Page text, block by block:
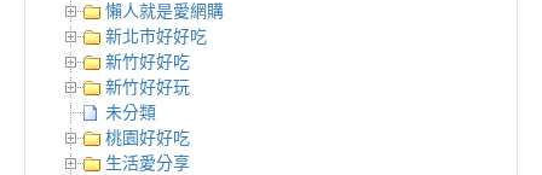
懶人就是愛網購
新北市好好吃
新竹好好吃
新竹好好玩
未分類
桃園好好吃
生活愛分享